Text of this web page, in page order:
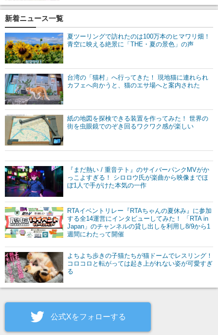
新着ニュース一覧
夏ツーリングで訪れたのは100万本のヒマワリ畑！
青空に映える絶景に「THE・夏の景色」の声
台湾の「猫村」へ行ってきた！ 現地猫に連れられ
カフェへ向かうと、猫のエサ場へと案内された
紙の地図を探検できる装置を作ってみた！ 世界の
街を虫眼鏡でのぞき回るワクワク感が楽しい
『まだ熱い / 重音テト』のサイバーパンクMVがか
っこよすぎる！ シロロウ氏が楽曲から映像までほ
ぼ1人で手がけた本気の一作
RTAイベントリレー『RTAちゃんの夏休み』に参加
する全14運営にインタビューしてみた！ 「RTA in
Japan」のチャンネルの貸し出しを利用し8/9から1
週間にわたって開催
よちよち歩きの子猫たちが猫ドームでレスリング！
コロコロと転がっては起き上がれない姿が可愛すぎ
る
公式Xをフォローする